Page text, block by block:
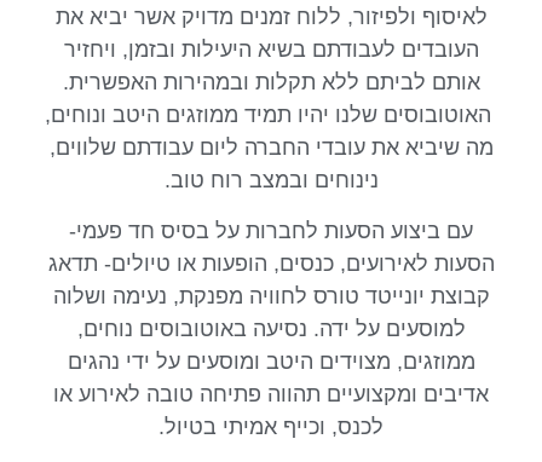
לאיסוף ולפיזור, ללוח זמנים מדויק אשר יביא את
העובדים לעבודתם בשיא היעילות ובזמן, ויחזיר
אותם לביתם ללא תקלות ובמהירות האפשרית.
האוטובוסים שלנו יהיו תמיד ממוזגים היטב ונוחים,
מה שיביא את עובדי החברה ליום עבודתם שלווים,
נינוחים ובמצב רוח טוב.
עם ביצוע הסעות לחברות על בסיס חד פעמי-
הסעות לאירועים, כנסים, הופעות או טיולים- תדאג
קבוצת יונייטד טורס לחוויה מפנקת, נעימה ושלוה
למוסעים על ידה. נסיעה באוטובוסים נוחים,
ממוזגים, מצוידים היטב ומוסעים על ידי נהגים
אדיבים ומקצועיים תהווה פתיחה טובה לאירוע או
לכנס, וכייף אמיתי בטיול.